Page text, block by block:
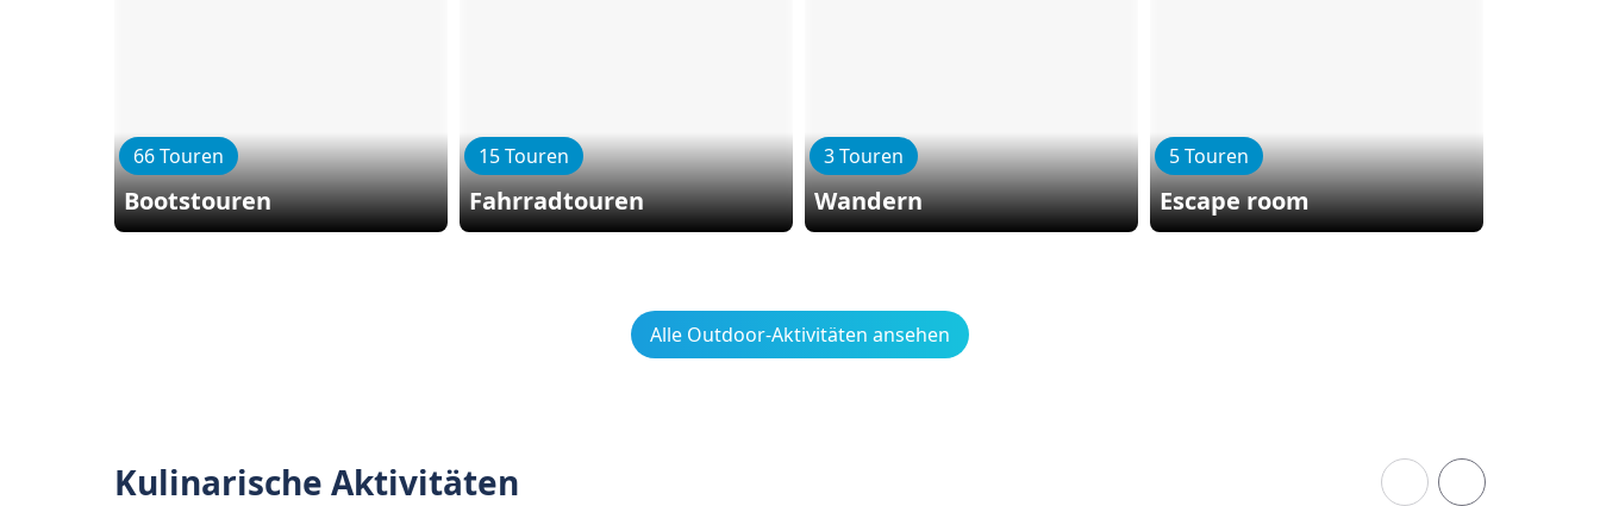
66 Touren
Bootstouren
15 Touren
Fahrradtouren
3 Touren
Wandern
5 Touren
Escape room
Alle Outdoor-Aktivitäten ansehen
Kulinarische Aktivitäten